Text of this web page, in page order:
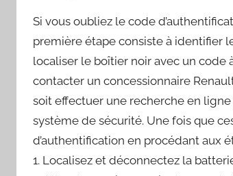
Si vous oubliez le code
première étape consiste à identifier
localiser le boîtier noir avec un code
contacter un concessionnaire
soit effectuer une recherche en
système de sécurité. Une fois que
d’authentification en procédant aux
1. Localisez et déconnectez la